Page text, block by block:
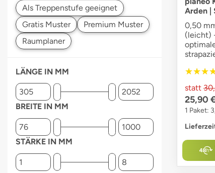
LÄNGE IN MM
BREITE IN MM
STÄRKE IN MM
Arden |
0,50
(leicht)
statt
25,90
1 Paket: